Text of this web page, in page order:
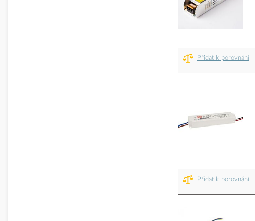
Přidat k porovnání
Přidat k porovnání